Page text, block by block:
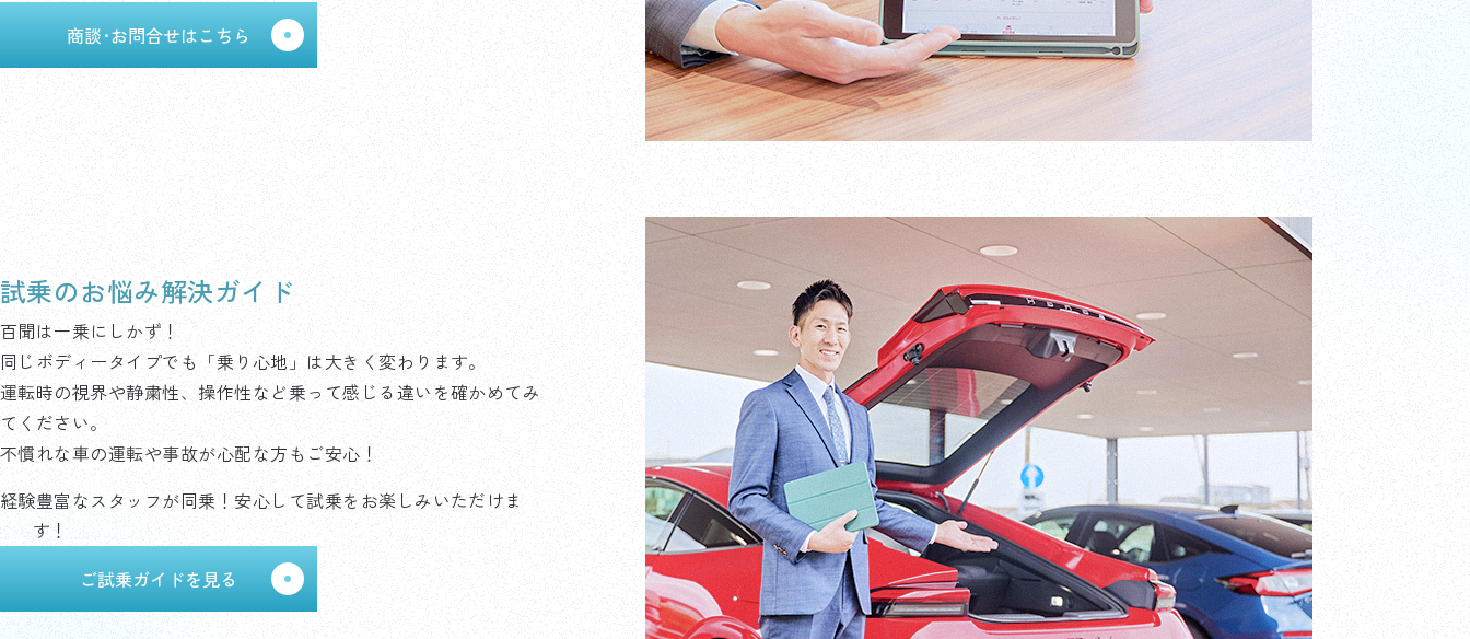
商談･お問合せはこちら
試乗のお悩み解決ガイド
百聞は一乗にしかず！
同じボディータイプでも「乗り心地」は大きく変わります。
運転時の視界や静粛性、操作性など乗って感じる違いを確かめてみ
てください。
不慣れな車の運転や事故が心配な方もご安心！
経験豊富なスタッフが同乗！安心して試乗をお楽しみいただけま
す！
ご試乗ガイドを見る